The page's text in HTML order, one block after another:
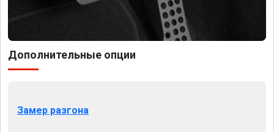
Дополнительные опции
Замер разгона